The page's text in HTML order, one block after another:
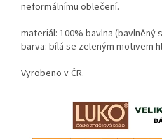
neformálnímu oblečení.
materiál: 100% bavlna (bavlněný
barva: bílá se zeleným motivem
Vyrobeno v ČR.